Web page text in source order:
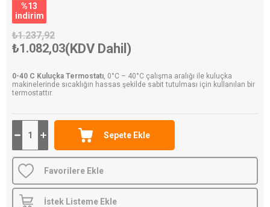
%13
i̇ndirim
₺1.237,92
₺1.082,03(KDV Dahil)
0-40 C Kuluçka Termostatı, 0°C – 40°C çalışma aralığı ile kuluçka
makinelerinde sıcaklığın hassas şekilde sabit tutulması için kullanılan bir
termostattır.
Favorilere Ekle
İstek Listeme Ekle